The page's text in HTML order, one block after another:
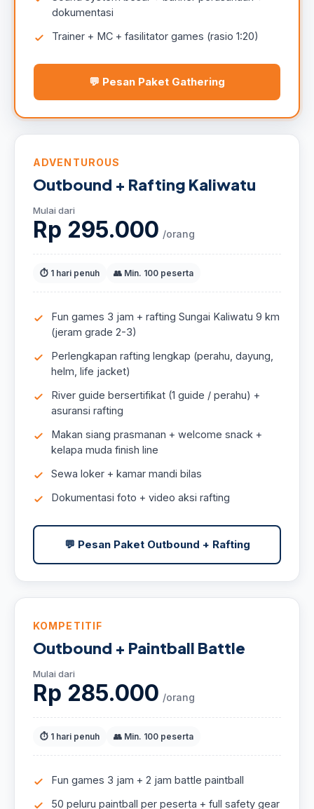
dokumentasi
Trainer + MC + fasilitator games (rasio 1:20)
💬 Pesan Paket Gathering
ADVENTUROUS
Outbound + Rafting Kaliwatu
Mulai dari
Rp 295.000 /orang
⏱ 1 hari penuh 👥 Min. 100 peserta
Fun games 3 jam + rafting Sungai Kaliwatu 9 km
(jeram grade 2-3)
Perlengkapan rafting lengkap (perahu, dayung,
helm, life jacket)
River guide bersertifikat (1 guide / perahu) +
asuransi rafting
Makan siang prasmanan + welcome snack +
kelapa muda finish line
Sewa loker + kamar mandi bilas
Dokumentasi foto + video aksi rafting
💬 Pesan Paket Outbound + Rafting
KOMPETITIF
Outbound + Paintball Battle
Mulai dari
Rp 285.000 /orang
⏱ 1 hari penuh 👥 Min. 100 peserta
Fun games 3 jam + 2 jam battle paintball
50 peluru paintball per peserta + full safety gear